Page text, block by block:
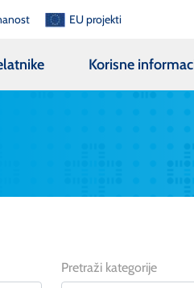
EU projekti
Korisne
Pretraži kategorije